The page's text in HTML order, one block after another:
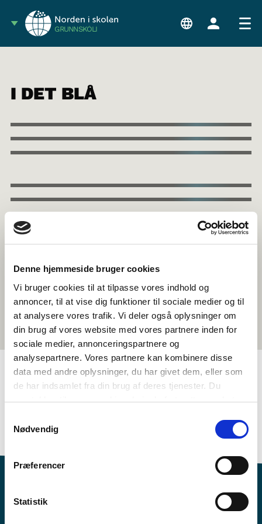
Denne hjemmeside bruger cookies
Vi bruger cookies til at tilpasse vores indhold og
annoncer, til at vise dig funktioner til sociale medier og til
at analysere vores trafik. Vi deler også oplysninger om
din brug af vores website med vores partnere inden for
sociale medier, annonceringspartnere og
analysepartnere. Vores partnere kan kombinere disse
data med andre oplysninger, du har givet dem, eller som
de har indsamlet fra din brug af deres tjenester. Du
samtykker til vores cookies, hvis du fortsætter med at
Nødvendig
Præferencer
Statistik
GRUNNSKÓLI
TAGS
Norrænt menningarlæsi
<1 kennslustund
I DET BLÅ